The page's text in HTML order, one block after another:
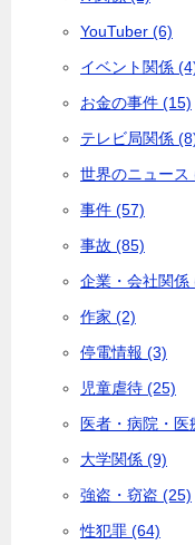
YouTuber (6)
イベント関係
お金の事件 (15)
テレビ局関係
世界のニュース
事件 (57)
事故 (85)
企業・会社関係
作家 (2)
停電情報 (3)
児童虐待 (25)
医者・病院・医
大学関係 (9)
強盗・窃盗 (25)
性犯罪 (64)